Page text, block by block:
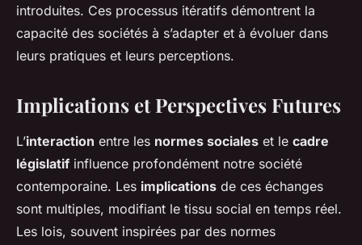
introduites. Ces processus itératifs démontrent la
capacité des sociétés à s’adapter et à évoluer dans
leurs pratiques et leurs perceptions.
Implications et Perspectives Futures
L’interaction entre les normes sociales et le cadre
législatif influence profondément notre société
contemporaine. Les implications de ces échanges
sont multiples, modifiant le tissu social en temps réel.
Les lois, souvent inspirées par des normes